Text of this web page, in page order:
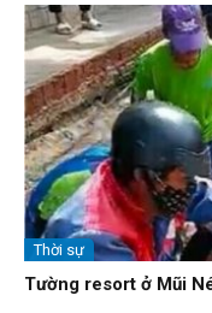
Thời sự
Tường resort ở Mũi